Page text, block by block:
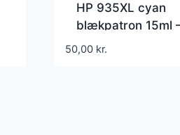
HP 935XL cyan
blækpatron 15ml
Kompatibel –
50,00 kr.